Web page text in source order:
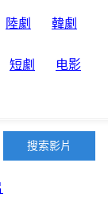
陸劇 韓劇
短劇 电影